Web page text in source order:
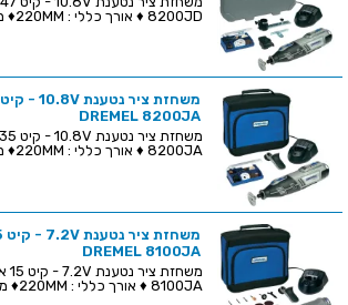
8200JD ♦ אורך כללי : 220MM♦ מה...
DREMEL 8200JA
8200JA ♦ אורך כללי : 220MM♦ מהירות סיבו...
DREMEL 8100JA
8100JA ♦ אורך כללי : 220MM♦ מהי...